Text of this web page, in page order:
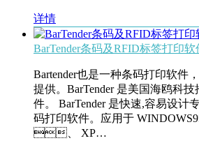
详情
BarTender条码及RFID标签打印软
Bartender也是一种条码打印软件
提供。BarTender 是美国海鸥科
件。 BarTender 是快速,容易设计专
码打印软件。应用于
、 XP…